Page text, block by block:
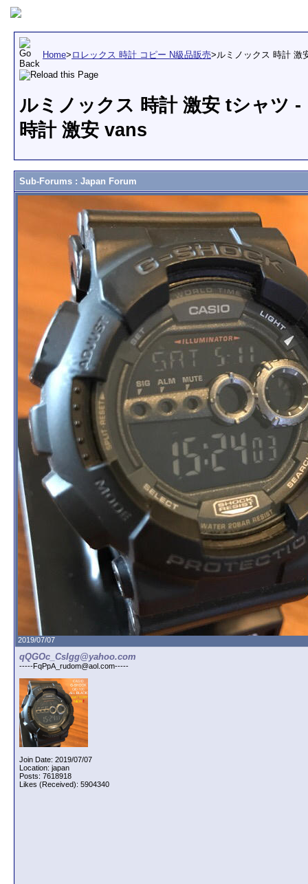
Home> ロレックス 時計 コピー N級品販売>ルミノックス 時計 激
ルミノックス 時計 激安 tシャツ
時計 激安 vans
Sub-Forums: Japan Forum
2019/07/07
qQGOc_CsIgg@yahoo.com
-----FqPpA_rudom@aol.com-----
Join Date: 2019/07/07
Location: japan
Posts: 7618918
Likes (Received): 5904340